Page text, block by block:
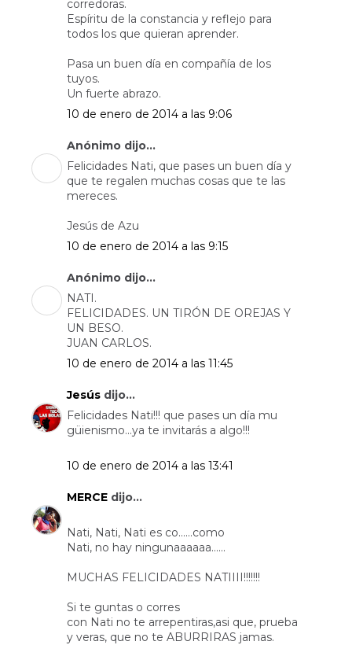
corredoras.
Espíritu de la constancia y reflejo para
todos los que quieran aprender.
Pasa un buen día en compañía de los
tuyos.
Un fuerte abrazo.
10 de enero de 2014 a las 9:06
Anónimo dijo...
Felicidades Nati, que pases un buen día y
que te regalen muchas cosas que te las
mereces.
Jesús de Azu
10 de enero de 2014 a las 9:15
Anónimo dijo...
NATI.
FELICIDADES. UN TIRÓN DE OREJAS Y
UN BESO.
JUAN CARLOS.
10 de enero de 2014 a las 11:45
Jesús dijo...
Felicidades Nati!!! que pases un día mu
güienismo...ya te invitarás a algo!!!
10 de enero de 2014 a las 13:41
MERCE dijo...
Nati, Nati, Nati es co......como
Nati, no hay ningunaaaaaa......
MUCHAS FELICIDADES NATIIII!!!!!!!
Si te guntas o corres
con Nati no te arrepentiras,asi que, prueba
y veras, que no te ABURRIRAS jamas.